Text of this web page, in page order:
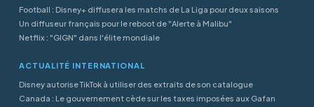
Football : Disney+ diffusera les matchs de La Liga pour deux saisons
Un diffuseur français pour le reboot de "Alerte à Malibu"
Netflix : "GIGN" dans l'élite mondiale
ACTUALITÉ INTERNATIONAL
Disney autorise TikTok à utiliser des extraits de son catalogue
Canada : Le gouvernement cède sur les taxes imposées aux Gafan